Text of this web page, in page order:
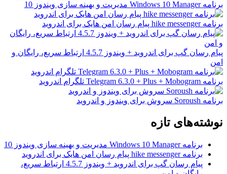
برنامه Windows 10 Manager مدیریت و بهینه سازی ویندوز 10
برنامه hike messenger پیام‌ رسان‌ امن هایک برای اندروید
پیام رسان گپ برای اندروید + ویندوز 4.5.7 ارتباط سریع، رایگان و
امن
برنامه Telegram 6.3.0 + Plus + Mobogram تلگرام اندروید
برنامه Soroush سروش برای ویندوز و اندروید
نوشته‌های تازه
برنامه Windows 10 Manager مدیریت و بهینه سازی ویندوز 10
برنامه hike messenger پیام‌ رسان‌ امن هایک برای اندروید
پیام رسان گپ برای اندروید + ویندوز 4.5.7 ارتباط سریع،